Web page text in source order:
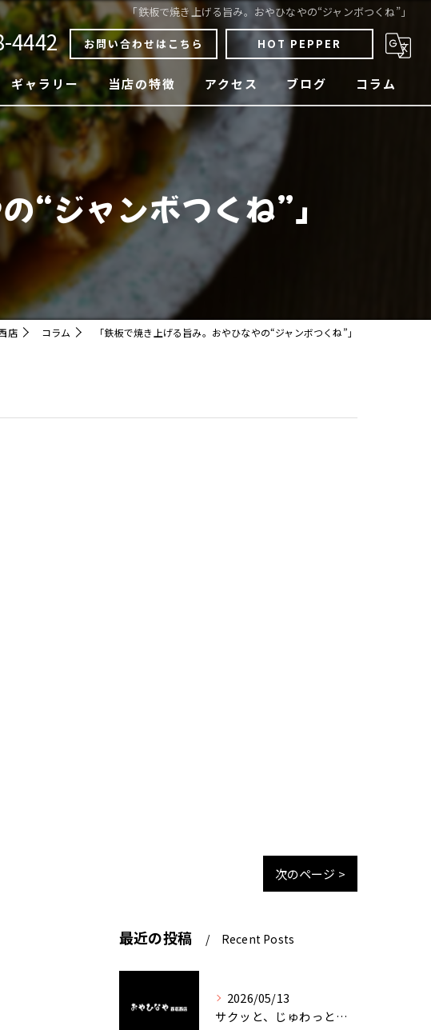
「鉄板で焼き上げる旨み。おやひなやの“ジャンボつくね”」
4442 お問い合わせはこちら HOT PEPPER
ギャラリー 当店の特徴
焼鳥
四国料理
宴会
アクセス ブログ コラム
“ジャンボつくね”」
店 コラム 「鉄板で焼き上げる旨み。おやひなやの“ジャンボつくね”」
次のページ >
最近の投稿 Recent Posts
2026/05/13
サクッと、じゅわっと。瀬戸内が香るカキフライ